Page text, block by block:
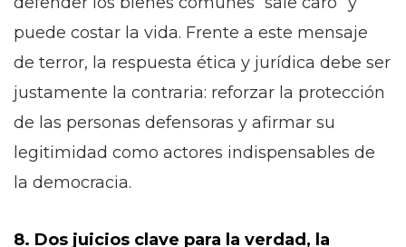
puede costar la vida. Frente a este mensaje
de terror, la respuesta ética y jurídica debe ser
justamente la contraria: reforzar la protección
de las personas defensoras y afirmar su
legitimidad como actores indispensables de
la democracia.
8. Dos juicios clave para la verdad, la